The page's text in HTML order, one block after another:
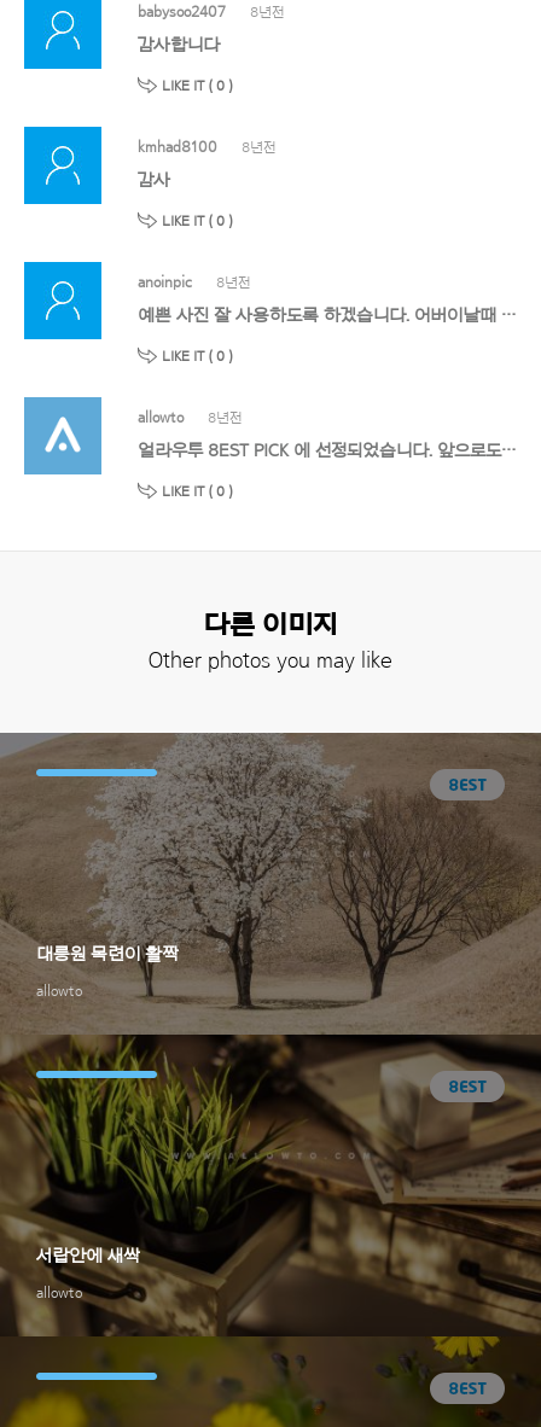
babysoo2407 8년전
감사합니다
LIKE IT ( 0 )
kmhad8100 8년전
감사
LIKE IT ( 0 )
anoinpic 8년전
예쁜 사진 잘 사용하도록 하겠습니다. 어버이날때 사용하고자 합니다. 감사드립니다.
LIKE IT ( 0 )
allowto 8년전
얼라우투 8EST PICK 에 선정되었습니다. 앞으로도 멋진 작품 기대할게요!
LIKE IT ( 0 )
다른 이미지
Other photos you may like
allowto
대릉원 목련이 활짝
allowto
서랍안에 새싹